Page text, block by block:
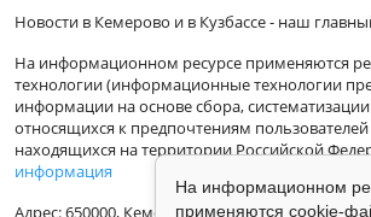
Новости в Кемерово и в Кузбассе - наш
На информационном ресурсе применяются
технологии (информационные технологии
информации на основе сбора,
относящихся к предпочтениям пользователей
находящихся на территории Российской
информация
Адрес: 650000, Кемеровская Область,
На информационном
применяются cookie-